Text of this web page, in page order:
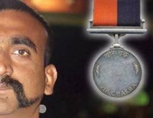
पर यह
फिल्म, मूवी
pm